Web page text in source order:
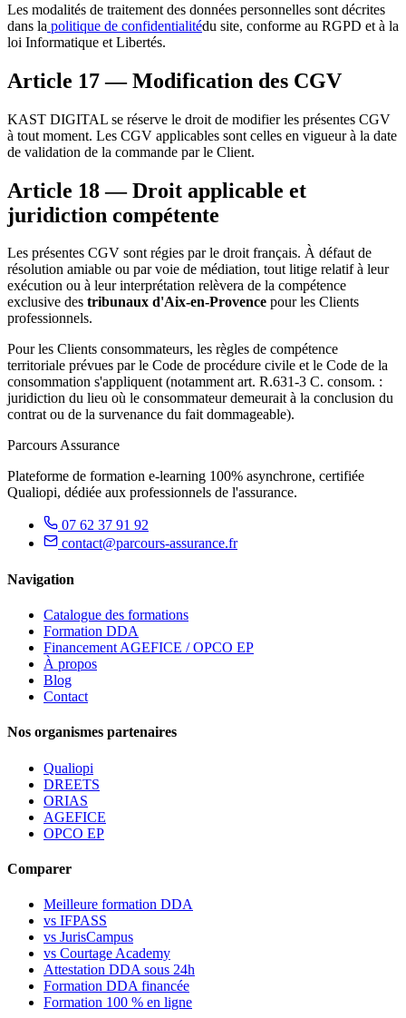
Les modalités de traitement des données personnelles sont décrites
dans la politique de confidentialitédu site, conforme au RGPD et à la
loi Informatique et Libertés.
Article 17 — Modification des CGV
KAST DIGITAL se réserve le droit de modifier les présentes CGV
à tout moment. Les CGV applicables sont celles en vigueur à la date
de validation de la commande par le Client.
Article 18 — Droit applicable et
juridiction compétente
Les présentes CGV sont régies par le droit français. À défaut de
résolution amiable ou par voie de médiation, tout litige relatif à leur
exécution ou à leur interprétation relèvera de la compétence
exclusive des tribunaux d'Aix-en-Provence pour les Clients
professionnels.
Pour les Clients consommateurs, les règles de compétence
territoriale prévues par le Code de procédure civile et le Code de la
consommation s'appliquent (notamment art. R.631-3 C. consom. :
juridiction du lieu où le consommateur demeurait à la conclusion du
contrat ou de la survenance du fait dommageable).
Parcours Assurance
Plateforme de formation e-learning 100% asynchrone, certifiée
Qualiopi, dédiée aux professionnels de l'assurance.
07 62 37 91 92
contact@parcours-assurance.fr
Navigation
Catalogue des formations
Formation DDA
Financement AGEFICE / OPCO EP
À propos
Blog
Contact
Nos organismes partenaires
Qualiopi
DREETS
ORIAS
AGEFICE
OPCO EP
Comparer
Meilleure formation DDA
vs IFPASS
vs JurisCampus
vs Courtage Academy
Attestation DDA sous 24h
Formation DDA financée
Formation 100 % en ligne